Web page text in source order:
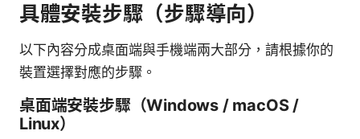
具體安裝步驟（步驟導向）
以下內容分成桌面端與手機端兩大部分，請根據你的
裝置選擇對應的步驟。
桌面端安裝步驟（Windows / macOS /
Linux）